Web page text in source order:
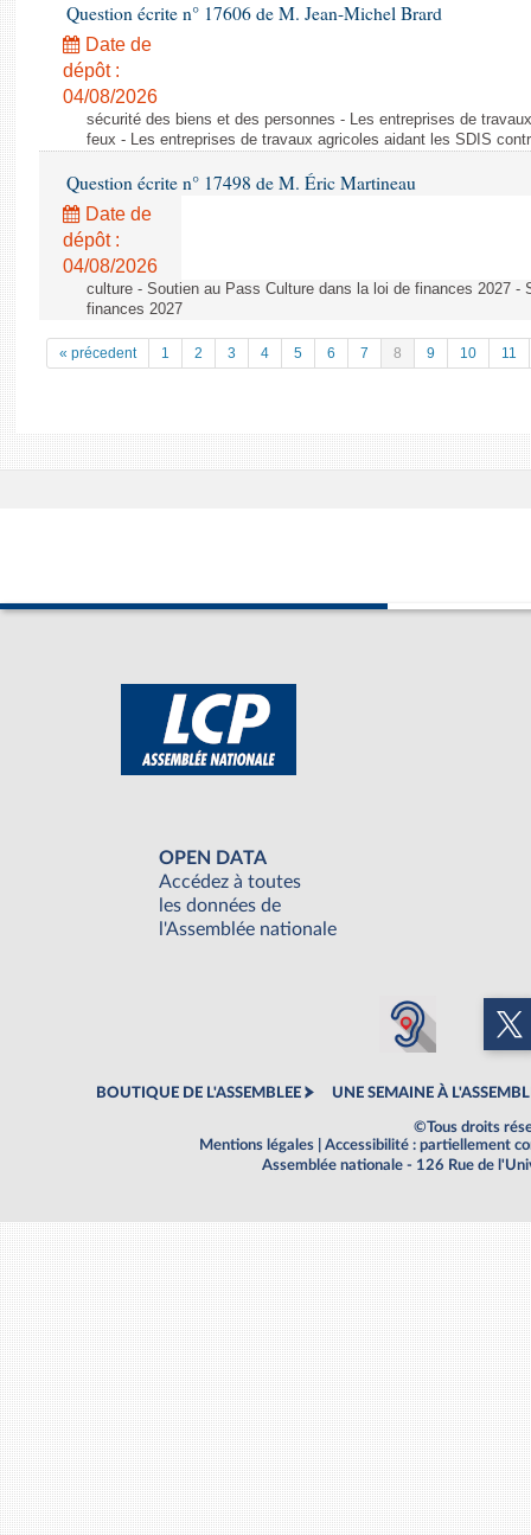
Question écrite n° 17606 de M. Jean-Michel Brard
Date de
dépôt :
04/08/2026
sécurité des biens et des personnes - Les entreprises de
feux - Les entreprises de travaux agricoles aidant les SDIS
Question écrite n° 17498 de M. Éric Martineau
Date de
dépôt :
04/08/2026
culture - Soutien au Pass Culture dans la loi de finances 2027 -
finances 2027
« précedent 1 2 3 4 5 6 7 8 9 10 11
OPEN DATA
Accédez à toutes
les données de
l'Assemblée nationale
BOUTIQUE DE L'ASSEMBLEE UNE SEMAINE À
©Tous droits
Mentions légales
Accessibilité : partiellement
Assemblée nationale - 126 Rue de